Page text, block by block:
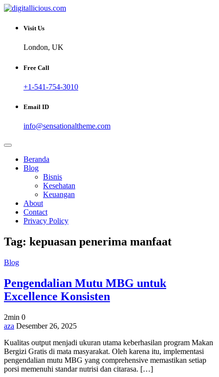
Skip
content
digitallicious.com
Sharing Digital Information
Visit Us
London, UK
Free Call
+1-541-754-3010
Email ID
info@sensationaltheme.com
Beranda
Blog
Bisnis
Kesehatan
Keuangan
About
Contact
Privacy Policy
Tag: kepuasan penerima manfaat
Blog
Pengendalian Mutu MBG untuk
Excellence Konsisten
2min 0
on
Mutu
MBG
untuk
Excellence
aza Desember 26, 2025
Kualitas output menjadi ukuran utama keberhasilan program Makan
Bergizi Gratis di mata masyarakat. Oleh karena itu, implementasi
pengendalian mutu MBG yang comprehensive memastikan setiap
porsi memenuhi standar nutrisi dan citarasa. […]